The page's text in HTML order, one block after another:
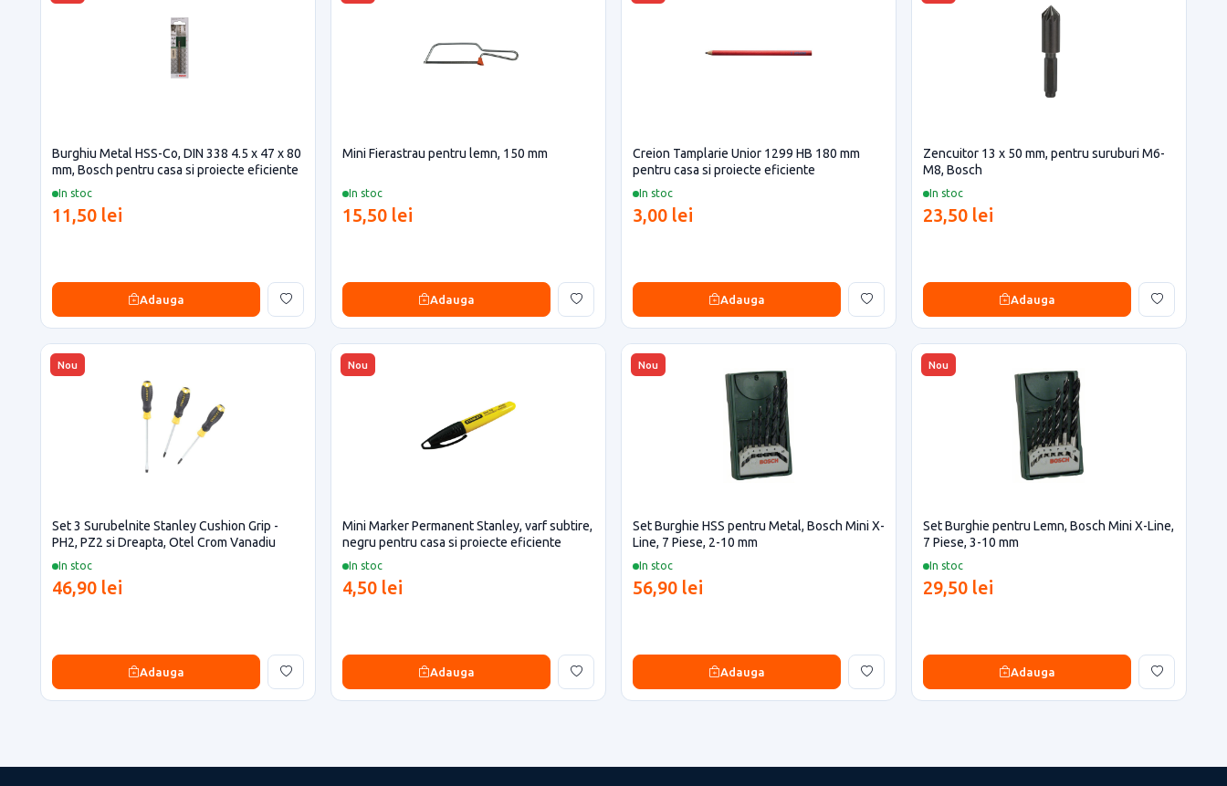
In stoc
Burghiu Metal HSS-Co, DIN 338 4.5 x 47 x 80
mm, Bosch pentru casa si proiecte eficiente
11,50 lei
Adauga
In stoc
Mini Fierastrau pentru lemn, 150 mm
15,50 lei
Adauga
In stoc
Creion Tamplarie Unior 1299 HB 180 mm
pentru casa si proiecte eficiente
3,00 lei
Adauga
In stoc
Zencuitor 13 x 50 mm, pentru suruburi M6-
M8, Bosch
23,50 lei
Adauga
Nou
In stoc
Set 3 Surubelnite Stanley Cushion Grip -
PH2, PZ2 si Dreapta, Otel Crom Vanadiu
46,90 lei
Adauga
Nou
In stoc
Mini Marker Permanent Stanley, varf subtire,
negru pentru casa si proiecte eficiente
4,50 lei
Adauga
Nou
In stoc
Set Burghie HSS pentru Metal, Bosch Mini X-
Line, 7 Piese, 2-10 mm
56,90 lei
Adauga
Nou
In stoc
Set Burghie pentru Lemn, Bosch Mini X-Line,
7 Piese, 3-10 mm
29,50 lei
Adauga